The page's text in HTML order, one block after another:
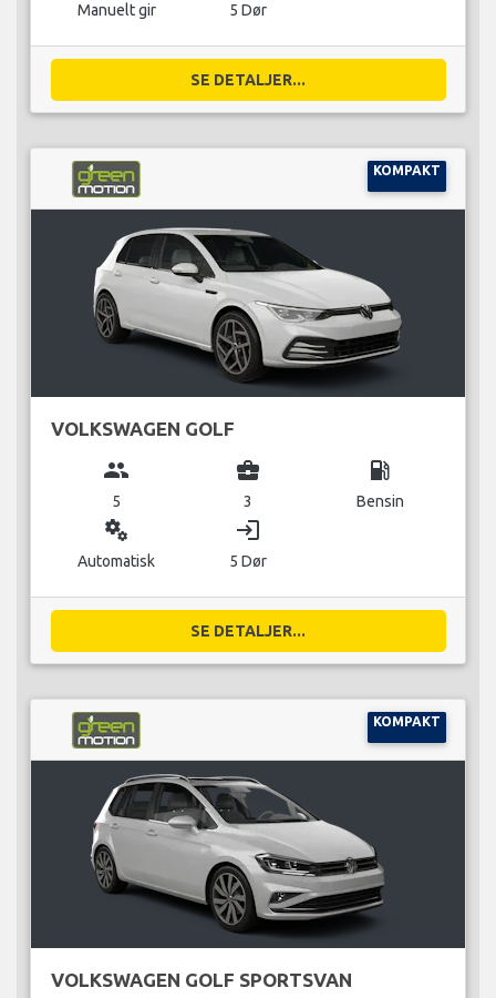
Manuelt gir 5 Dør
SE DETALJER...
KOMPAKT
VOLKSWAGEN GOLF
group
5
business_center
3
local_gas_station
Bensin
miscellaneous_services
Automatisk
login
5 Dør
SE DETALJER...
KOMPAKT
VOLKSWAGEN GOLF SPORTSVAN